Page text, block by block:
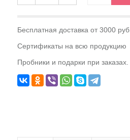
Бесплатная доставка от 3000 руб.
Сертификаты на всю продукцию
Пробники и подарки при заказах.